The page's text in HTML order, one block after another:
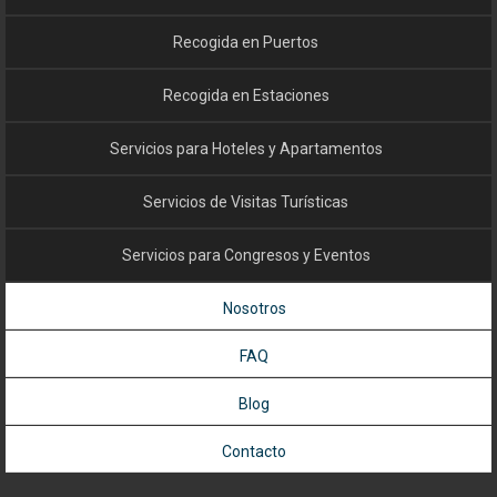
Recogida en Puertos
Recogida en Estaciones
Servicios para Hoteles y Apartamentos
Servicios de Visitas Turísticas
Servicios para Congresos y Eventos
Nosotros
FAQ
Blog
Contacto